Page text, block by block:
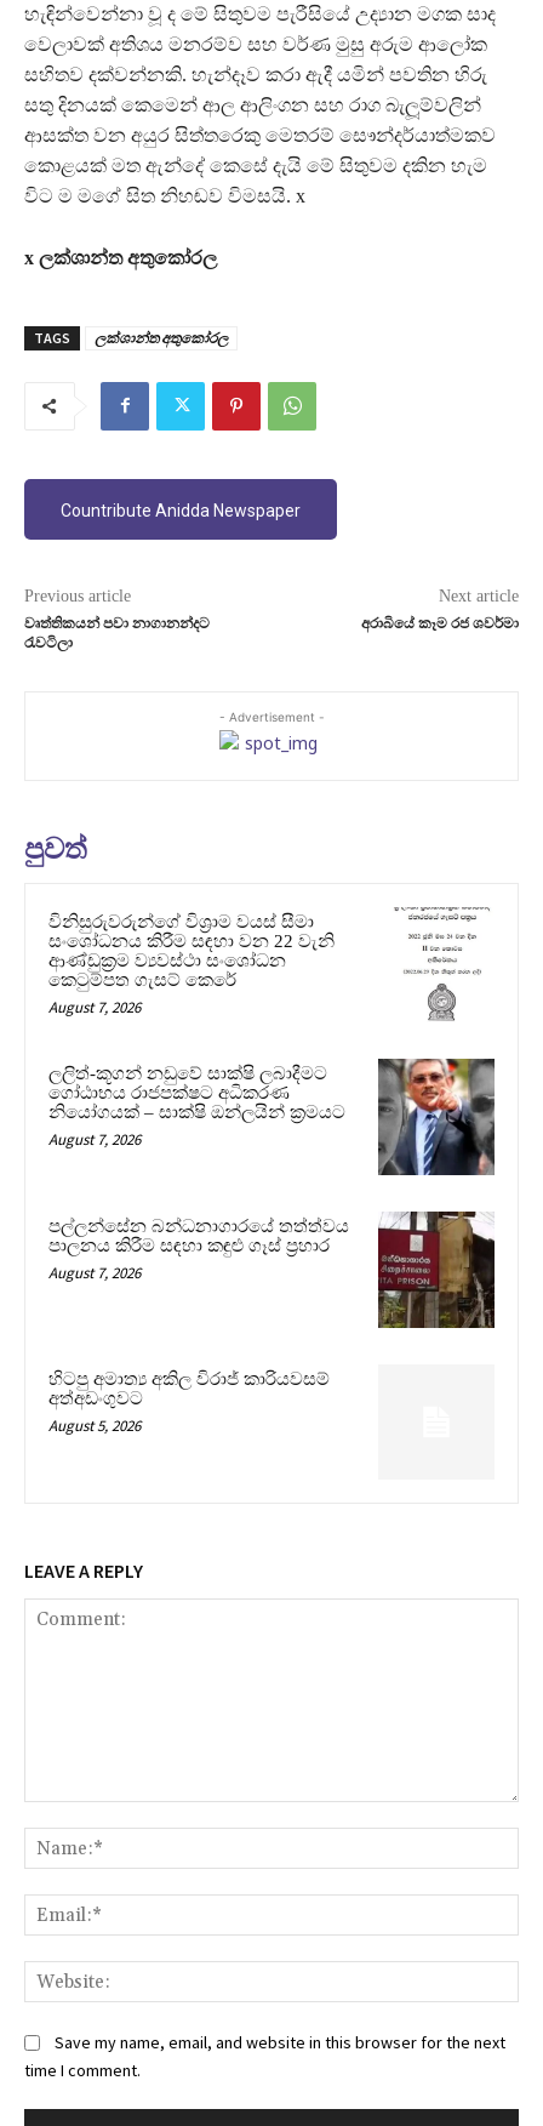
හැඳින්වෙන්නා වූ ද මේ සිතුවම පැරීසියේ උද්‍යාන මගක සාද
වෙලාවක් අතිශය මනරම්ව සහ වර්ණ මුසු අරුම ආලෝක
සහිතව දක්වන්නකි. හැන්දෑව කරා ඇදී යමින් පවතින හිරු
සතු දිනයක් කෙමෙන් ආල ආලිංගන සහ රාග බැලූම්වලින්
ආසක්ත වන අයුර සිත්තරෙකු මෙතරම් සෞන්දර්යාත්මකව
කොළයක් මත ඇන්දේ කෙසේ දැයි මේ සිතුවම දකින හැම
විට ම මගේ සිත නිහඬව විමසයි. x
x ලක්ශාන්ත අතුකෝරල
TAGS ලක්ශාන්ත අතුකෝරල
Countribute Anidda Newspaper
Previous article
වෘත්තිකයන් පවා නාගානන්දට
රැවටිලා
Next article
අරාබියේ කෑම රජ ශවර්මා
- Advertisement -
පුවත්
විනිසුරුවරුන්ගේ විශ්‍රාම වයස් සීමා
සංශෝධනය කිරීම සඳහා වන 22 වැනි
ආණ්ඩුක්‍රම ව්‍යවස්ථා සංශෝධන
කෙටුම්පත ගැසට් කෙරේ
August 7, 2026
ලලිත්-කූගන් නඩුවේ සාක්ෂි ලබාදීමට
ගෝඨාභය රාජපක්ෂට අධිකරණ
නියෝගයක් – සාක්ෂි ඔන්ලයින් ක්‍රමයට
August 7, 2026
පල්ලන්සේන බන්ධනාගාරයේ තත්ත්වය
පාලනය කිරීම සඳහා කඳුළු ගෑස් ප්‍රහාර
August 7, 2026
හිටපු අමාත්‍ය අකිල විරාජ් කාරියවසම්
අත්අඩංගුවට
August 5, 2026
LEAVE A REPLY
Save my name, email, and website in this browser for the next
time I comment.